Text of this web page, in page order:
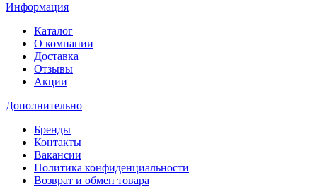
Информация
Каталог
О компании
Доставка
Отзывы
Акции
Дополнительно
Бренды
Контакты
Вакансии
Политика конфиденциальности
Возврат и обмен товара